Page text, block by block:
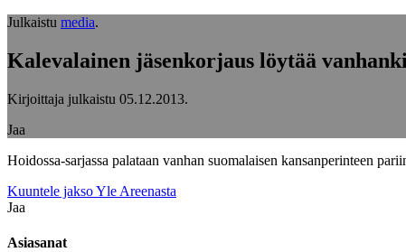
Julkaistu media.
Kalevalainen jäsenkorjaus löytää
Kirjoittaja julkaistu 05.12.2013.
Jaa
Hoidossa-sarjassa palataan vanhan suomalaisen kansanperinteen
Kuuntele jakso Yle Areenasta
Jaa
Asiasanat